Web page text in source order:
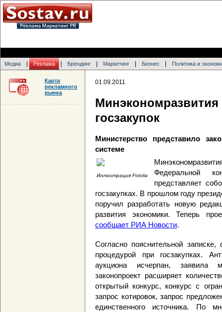
Медиа Реклама Брендинг Маркетинг Бизнес Политика и
01.09.2011
госзакупок
Министерство представило
системе
Иллюстрация Fotolia
Федеральной
представляет
госзакупках. В прошлом году
поручил разработать новую
развития экономики. Теперь
сообщает РИА Новости.
Согласно пояснительной
процедурой при госзакупках.
аукциона исчерпан, заявила
законопроект расширяет
открытый конкурс, конкурс с
запрос котировок, запрос
единственного источника. По
Карта
рекламного
рынка